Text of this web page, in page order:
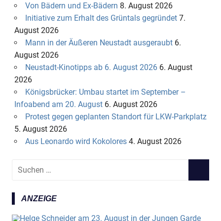
Von Bädern und Ex-Bädern 8. August 2026
Initiative zum Erhalt des Grüntals gegründet 7.
August 2026
Mann in der Äußeren Neustadt ausgeraubt 6.
August 2026
Neustadt-Kinotipps ab 6. August 2026 6. August
2026
Königsbrücker: Umbau startet im September –
Infoabend am 20. August 6. August 2026
Protest gegen geplanten Standort für LKW-Parkplatz
5. August 2026
Aus Leonardo wird Kokolores 4. August 2026
e
E
ANZEIGE